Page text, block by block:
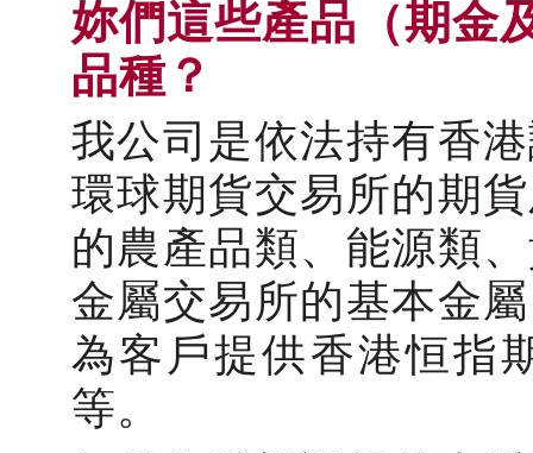
妳們這些產品（期金
品種？
我公司是依法持有香
環球期貨交易所的期
的農產品類、能源類
金屬交易所的基本金
為客戶提供香港恒指
等。